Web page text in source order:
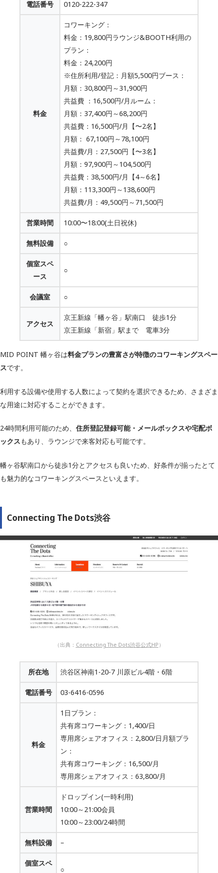
電話番号 0120-222-347
料金
コワーキング：
料金：19,800円ラウンジ&BOOTH利用の
プラン：
料金：24,200円
※住所利用/登記：月額5,500円ブース：
月額：30,800円～31,900円
共益費 ：16,500円/月ルーム：
月額：37,400円～68,200円
共益費：16,500円/月【〜2名】
月額： 67,100円～78,100円
共益費/月：27,500円【〜3名】
月額：97,900円～104,500円
共益費：38,500円/月【4～6名】
月額：113,300円～138,600円
共益費/月：49,500円～71,500円
営業時間 10:00〜18:00(土日祝休)
無料設備 ○
個室スペ
ース
○
会議室 ○
アクセス
京王新線「幡ヶ谷」駅南口 徒歩1分
京王新線「新宿」駅まで 電車3分
MID POINT 幡ヶ谷は料金プランの豊富さが特徴のコワーキングスペー
スです。
利用する設備や使用する人数によって契約を選択できるため、さまざま
な用途に対応することができます。
24時間利用可能のため、 住所登記登録可能・メールボックスや宅配ボ
ックスもあり、ラウンジで来客対応も可能です。
幡ヶ谷駅南口から徒歩1分とアクセスも良いため、好条件が揃ったとて
も魅力的なコワーキングスペースといえます。
Connecting The Dots渋谷
（出典： Connecting The Dots渋谷公式HP ）
所在地 渋谷区神南1-20-7 川原ビル4階・6階
電話番号 03-6416-0596
料金
1日プラン：
共有席コワーキング：1,400/日
専用席シェアオフィス：2,800/日月額プラ
ン：
共有席コワーキング：16,500/月
専用席シェアオフィス：63,800/月
営業時間
ドロップイン(一時利用)
10:00～21:00会員
10:00～23:00/24時間
無料設備 –
個室スペ
○